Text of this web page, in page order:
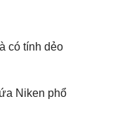
có tính dẻo
Niken phổ